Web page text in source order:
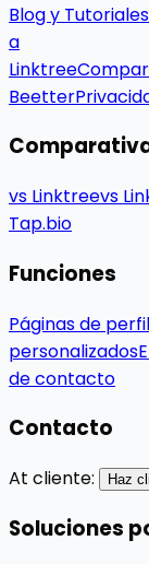
Blog y Tutoriales
a
Linktree
Beetter
vs Linktreevs
Tap.bio
Funciones
Páginas de perfil
personalizados
de contacto
Contacto
At cliente: Haz
Soluciones